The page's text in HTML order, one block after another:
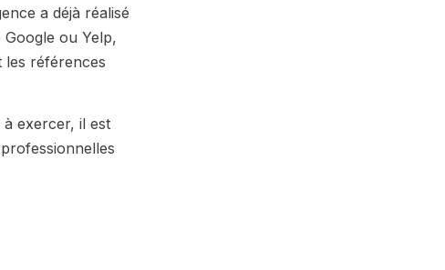
a déjà réalisé
ou Yelp,
les références
exercer, il est